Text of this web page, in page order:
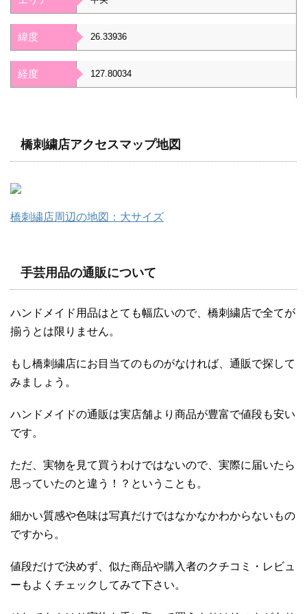
緯度 26.33936
経度 127.80034
橋刺繍店アクセスマップ地図
橋刺繍店周辺の地図：大サイズ
手芸用品の通販について
ハンドメイド用品はとても幅広いので、橋刺繍店で全てが
揃うとは限りません。
もし橋刺繍店にお目当てのものがなければ、通販で探して
みましょう。
ハンドメイドの通販は実店舗より商品が豊富で値段も安い
です。
ただ、実物を見て買うわけではないので、実際に届いたら
思っていたのと違う！？ということも。
細かい質感や色味は写真だけではなかなかわからないもの
ですから。
値段だけで決めず、似た商品や購入者のクチコミ・レビュ
ーもよくチェックしてみて下さい。